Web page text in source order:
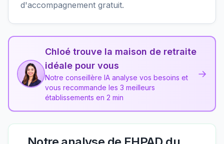
d'accompagnement gratuit.
Chloé trouve la maison de retraite
idéale pour vous
Notre conseillère IA analyse vos besoins et
vous recommande les 3 meilleurs
établissements en 2 min
→